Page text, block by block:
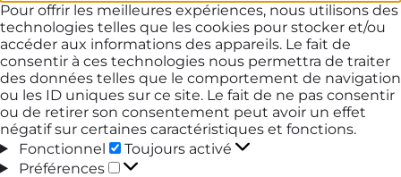
Pour offrir les meilleures expériences, nous utilisons des
technologies telles que les cookies pour stocker et/ou
accéder aux informations des appareils. Le fait de
consentir à ces technologies nous permettra de traiter
des données telles que le comportement de navigation
ou les ID uniques sur ce site. Le fait de ne pas consentir
ou de retirer son consentement peut avoir un effet
négatif sur certaines caractéristiques et fonctions.
Fonctionnel
Fonctionnel
Toujours activé
Préférences
Préférences